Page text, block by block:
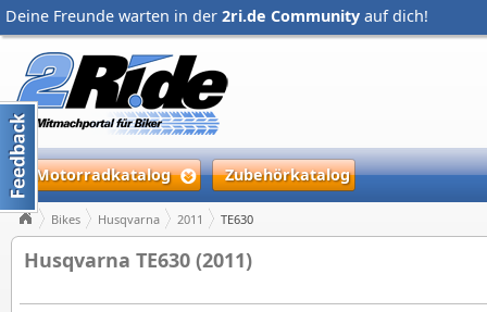
Deine Freunde warten in der 2ri.de Community auf dich!
Motorradkatalog Zubehörkatalog
Bikes Husqvarna 2011 TE630
Husqvarna TE630 (2011)